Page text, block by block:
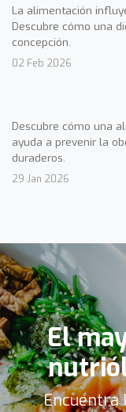
La alimentación
Descubre cómo una
concepción.
02 Feb 2026
Descubre cómo una
ayuda a prevenir la
duraderos.
29 Jan 2026
El
Encuentra